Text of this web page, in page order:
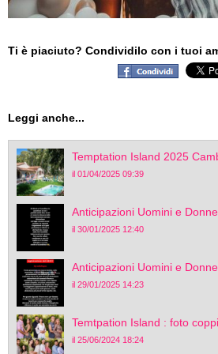
Ti è piaciuto? Condividilo con i tuoi
Leggi anche...
Temptation Island 2025
il 01/04/2025 09:39
Anticipazioni Uomini e
il 30/01/2025 12:40
Anticipazioni Uomini e
il 29/01/2025 14:23
Temtpation Island : foto
il 25/06/2024 18:24